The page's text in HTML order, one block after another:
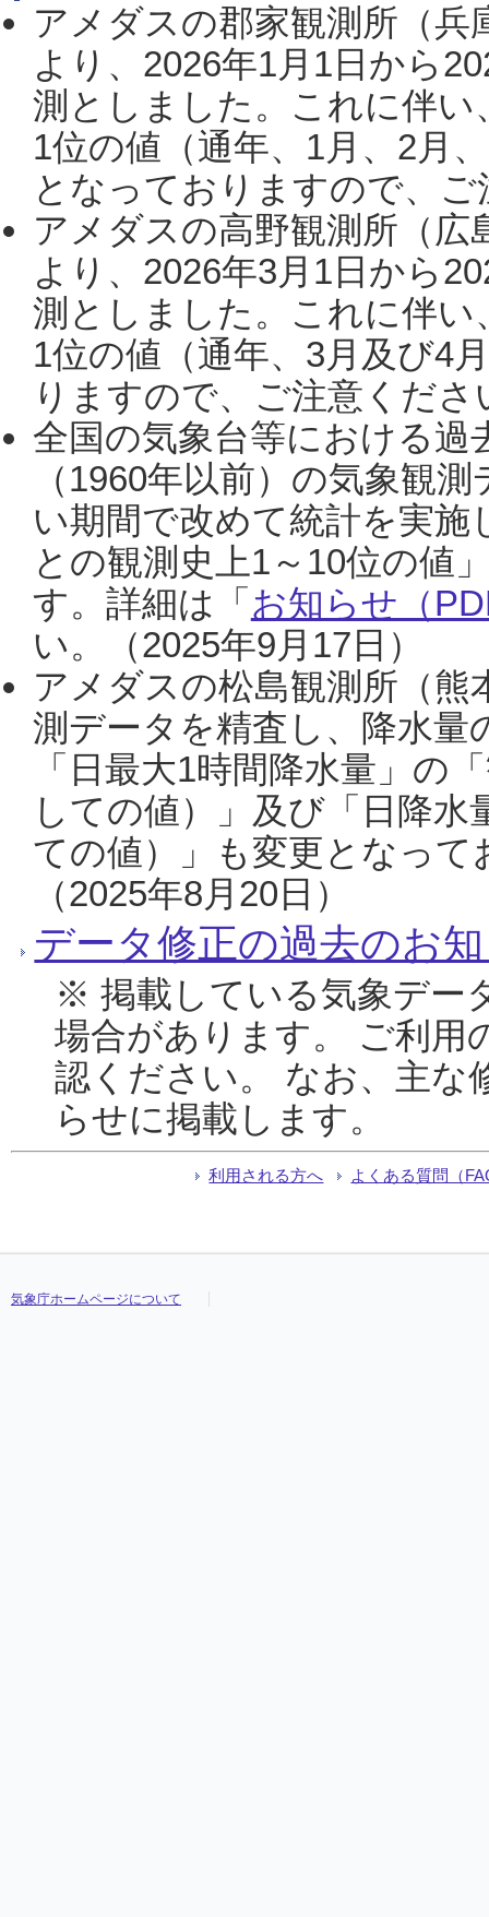
アメダスの郡家観測所（
より、2026年1月1日から
測としました。これに伴い
1位の値（通年、1月、2月
となっておりますので、
アメダスの高野観測所（
より、2026年3月1日から
測としました。これに伴い
1位の値（通年、3月及び4
りますので、ご注意くだ
全国の気象台等における過
（1960年以前）の気象観
い期間で改めて統計を実
との観測史上1～10位の値
す。詳細は「 お知らせ（
い。（2025年9月17日）
アメダスの松島観測所（熊
測データを精査し、降水
「日最大1時間降水量」の
しての値）」及び「日降
ての値）」も変更となっ
（2025年8月20日）
データ修正の過去のお
※ 掲載している気象デー
場合があります。 ご利用
認ください。 なお、主な
らせに掲載します。
利用される方へ よくある質問（
気象庁ホームページについて